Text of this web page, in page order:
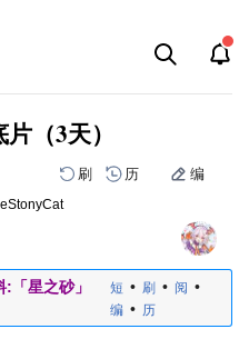
（3天）
刷 历 编
:「星之砂」
短 • 刷 • 阅 •
编 • 历